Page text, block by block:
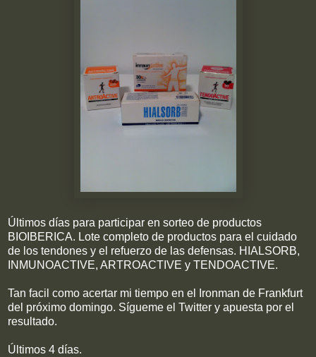
Últimos días para participar en sorteo de productos
BIOIBERICA. Lote completo de productos para el cuidado
de los tendones y el refuerzo de las defensas. HIALSORB,
INMUNOACTIVE, ARTROACTIVE y TENDOACTIVE.
Tan facil como acertar mi tiempo en el Ironman de Frankfurt
del próximo domingo. Sígueme el Twitter y apuesta por el
resultado.
Últimos 4 días.